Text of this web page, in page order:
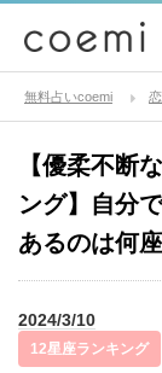
無料占いcoemi
【優柔不断
ング】自分
あるのは何
2024/3/10
12星座ランキング